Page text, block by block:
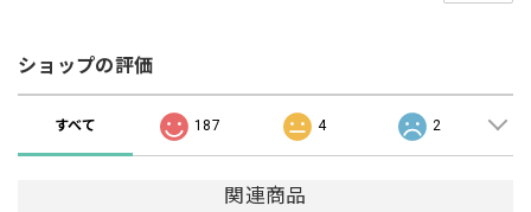
ショップの評価
すべて 187 4 2
関連商品